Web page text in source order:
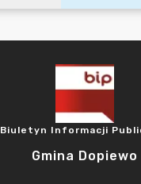
Biuletyn Informacji
Gmina Dopiewo